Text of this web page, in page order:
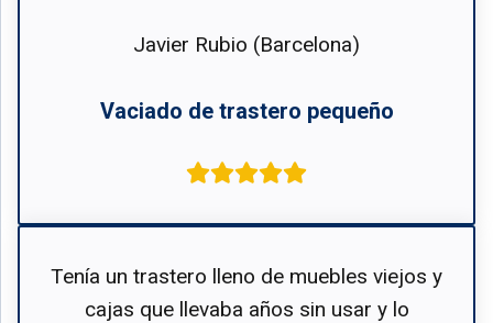
Javier Rubio (Barcelona)
Vaciado de trastero pequeño
Tenía un trastero lleno de muebles viejos y
cajas que llevaba años sin usar y lo